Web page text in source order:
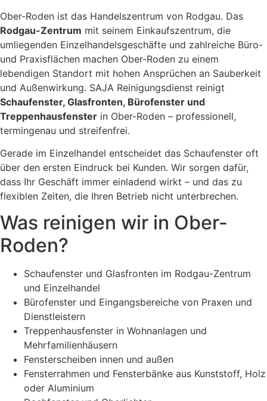
Ober-Roden ist das Handelszentrum von Rodgau. Das
Rodgau-Zentrum mit seinem Einkaufszentrum, die
umliegenden Einzelhandelsgeschäfte und zahlreiche Büro-
und Praxisflächen machen Ober-Roden zu einem
lebendigen Standort mit hohen Ansprüchen an Sauberkeit
und Außenwirkung. SAJA Reinigungsdienst reinigt
Schaufenster, Glasfronten, Bürofenster und
Treppenhausfenster in Ober-Roden – professionell,
termingenau und streifenfrei.
Gerade im Einzelhandel entscheidet das Schaufenster oft
über den ersten Eindruck bei Kunden. Wir sorgen dafür,
dass Ihr Geschäft immer einladend wirkt – und das zu
flexiblen Zeiten, die Ihren Betrieb nicht unterbrechen.
Was reinigen wir in Ober-
Roden?
Schaufenster und Glasfronten im Rodgau-Zentrum
und Einzelhandel
Bürofenster und Eingangsbereiche von Praxen und
Dienstleistern
Treppenhausfenster in Wohnanlagen und
Mehrfamilienhäusern
Fensterscheiben innen und außen
Fensterrahmen und Fensterbänke aus Kunststoff, Holz
oder Aluminium